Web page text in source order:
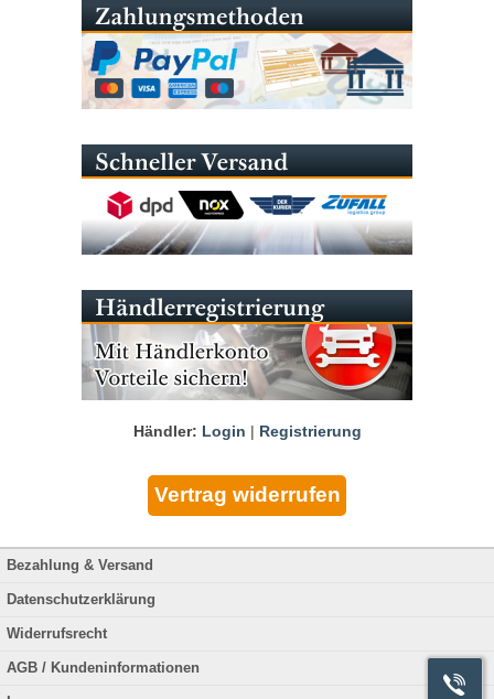
Händler: Login | Registrierung
Bezahlung & Versand
Datenschutzerklärung
Widerrufsrecht
AGB / Kundeninformationen